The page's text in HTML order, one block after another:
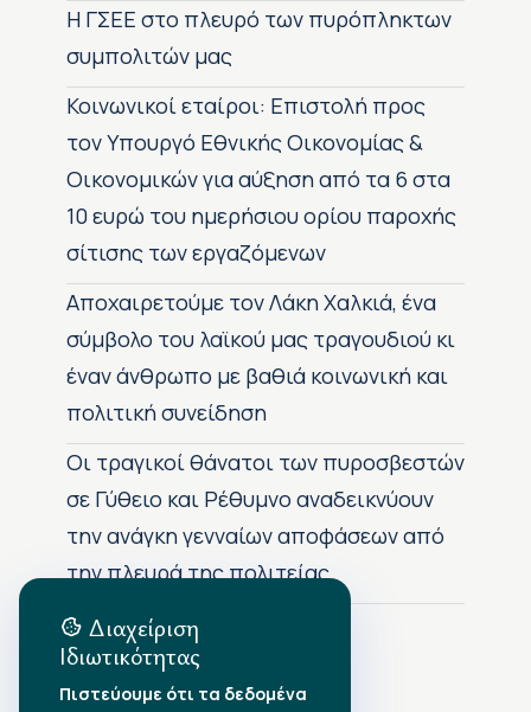
H ΓΣΕΕ στο πλευρό των πυρόπληκτων
συμπολιτών μας
Κοινωνικοί εταίροι: Επιστολή προς
τον Υπουργό Εθνικής Οικονομίας &
Οικονομικών για αύξηση από τα 6 στα
10 ευρώ του ημερήσιου ορίου παροχής
σίτισης των εργαζόμενων
Αποχαιρετούμε τον Λάκη Χαλκιά, ένα
σύμβολο του λαϊκού μας τραγουδιού κι
έναν άνθρωπο με βαθιά κοινωνική και
πολιτική συνείδηση
Οι τραγικοί θάνατοι των πυροσβεστών
σε Γύθειο και Ρέθυμνο αναδεικνύουν
την ανάγκη γενναίων αποφάσεων από
την πλευρά της πολιτείας
Αρχείο Δημοσιεύσεων
Διαχείριση
Ιδιωτικότητας
Πιστεύουμε ότι τα δεδομένα